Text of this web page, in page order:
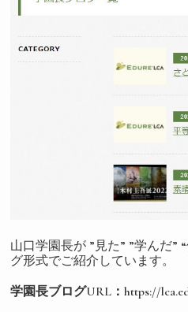
山口学園長が ”見た” ”学んだ”
グ形式でご紹介しています。
学園長ブログURL：https://